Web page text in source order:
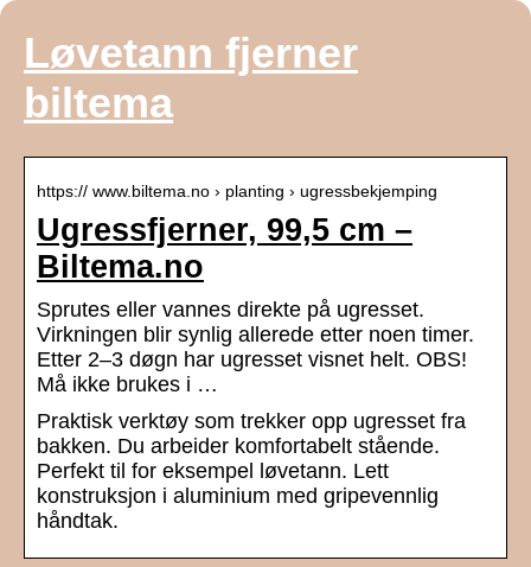
Løvetann fjerner
biltema
https:// www.biltema.no › planting › ugressbekjemping
Ugressfjerner, 99,5 cm –
Biltema.no
Sprutes eller vannes direkte på ugresset.
Virkningen blir synlig allerede etter noen timer.
Etter 2–3 døgn har ugresset visnet helt. OBS!
Må ikke brukes i …
Praktisk verktøy som trekker opp ugresset fra
bakken. Du arbeider komfortabelt stående.
Perfekt til for eksempel løvetann. Lett
konstruksjon i aluminium med gripevennlig
håndtak.